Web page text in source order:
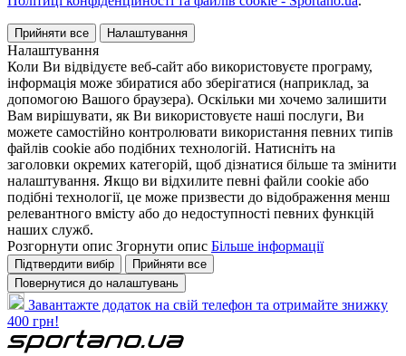
Прийняти все Налаштування
Налаштування
Коли Ви відвідуєте веб-сайт або використовуєте програму,
інформація може збиратися або зберігатися (наприклад, за
допомогою Вашого браузера). Оскільки ми хочемо залишити
Вам вирішувати, як Ви використовуєте наші послуги, Ви
можете самостійно контролювати використання певних типів
файлів cookie або подібних технологій. Натисніть на
заголовки окремих категорій, щоб дізнатися більше та змінити
налаштування. Якщо ви відхилите певні файли cookie або
подібні технології, це може призвести до відображення менш
релевантного вмісту або до недоступності певних функцій
наших служб.
Розгорнути опис Згорнути опис Більше інформації
Підтвердити вибір
Прийняти все
Повернутися до налаштувань
Завантажте додаток на свій телефон та отримайте знижку
400 грн!